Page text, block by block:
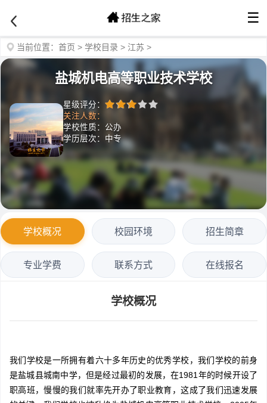
☰
当前位置： 首页 > 学校目录 > 江苏 >
盐城机电高等职业技术学校
星级评分：
关注人数：
学校性质：公办
学历层次：中专
学校概况 校园环境 招生简章
专业学费 联系方式 在线报名
学校概况
我们学校是一所拥有着六十多年历史的优秀学校，我们学校的前身
是盐城县城南中学，但是经过最初的发展，在1981年的时候开设了
职高班，慢慢的我们就率先开办了职业教育，这成了我们迅速发展